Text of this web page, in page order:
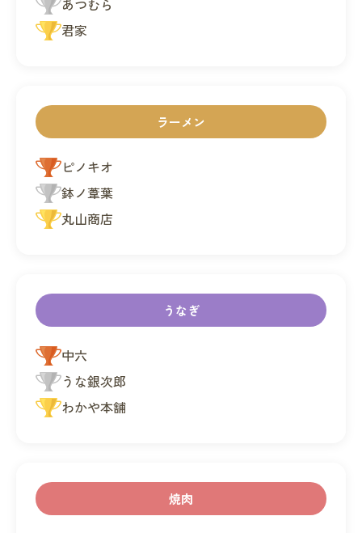
あつむら
君家
ラーメン
ピノキオ
鉢ノ葦葉
丸山商店
うなぎ
中六
うな銀次郎
わかや本舗
焼肉